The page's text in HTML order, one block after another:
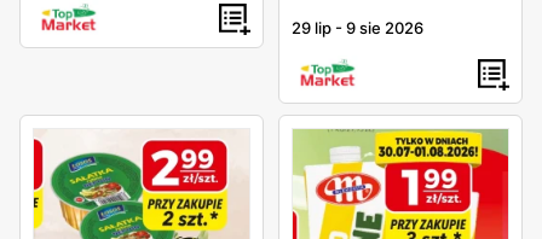
29 lip -9 sie 2026